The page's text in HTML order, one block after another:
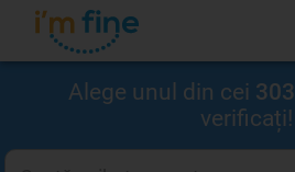
Alege unul din cei 303
verificați!